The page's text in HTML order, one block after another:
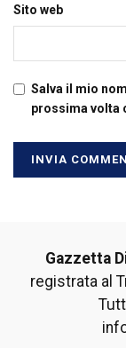
Sito web
Salva il mio
prossima volta
Gazzetta
registrata al